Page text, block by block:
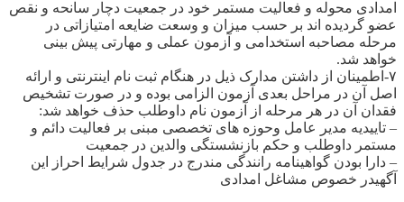
امدادی محوله و فعالیت مستمر خود در جمعیت دچار سانحه و نقص
عضو گردیده اند بر حسب میزان و وسعت ضایعه امتیازاتی در
مرحله مصاحبه استخدامی و آزمون عملی و مهارتی پیش بینی
خواهد شد.
۷-اطمینان از داشتن مدارک ذیل در هنگام ثبت نام اینترنتی و ارائه
اصل آن در مراحل بعدی آزمون الزامی بوده و در صورت تشخیص
فقدان آن در هر مرحله از آزمون نام داوطلب حذف خواهد شد:
– تاییدیه مدیر عامل وحوزه های تخصصی مبنی بر فعالیت دائم و
مستمر داوطلب و حکم بازنشستگی والدین در جمعیت
– دارا بودن گواهینامه رانندگی مندرج در جدول شرایط احراز این
آگهیدر خصوص مشاغل امدادی